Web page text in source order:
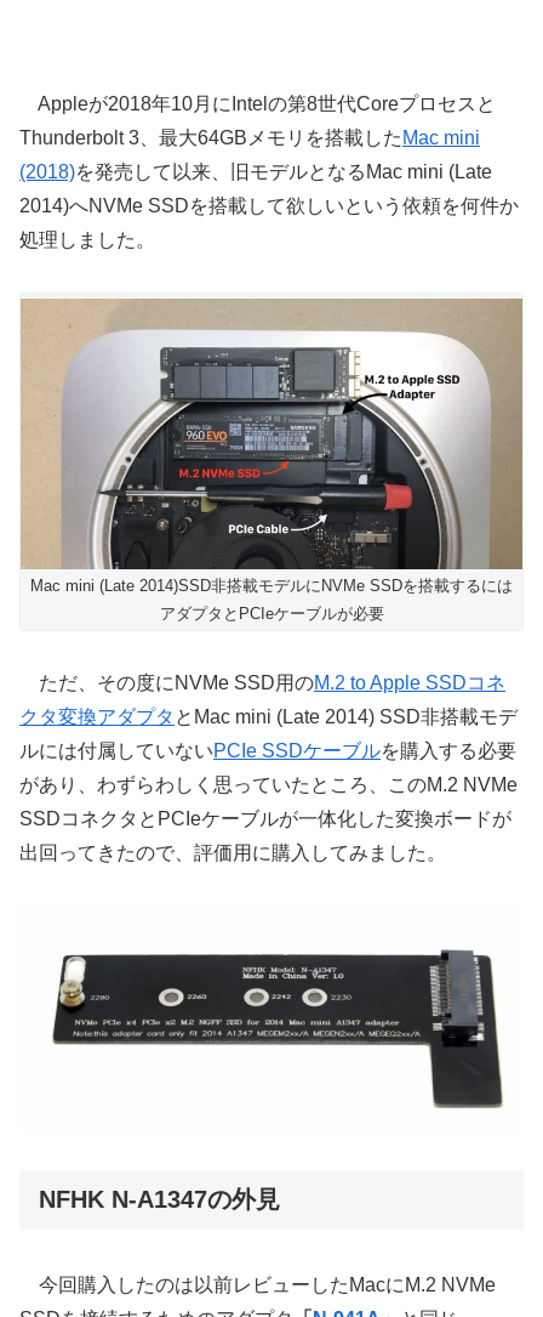
Appleが2018年10月にIntelの第8世代Coreプロセスと
Thunderbolt 3、最大64GBメモリを搭載した Mac mini
(2018)を発売して以来、旧モデルとなるMac mini (Late
2014)へNVMe SSDを搭載して欲しいという依頼を何件か
処理しました。
Mac mini (Late 2014)SSD非搭載モデルにNVMe SSDを搭載するには
アダプタとPCIeケーブルが必要
ただ、その度にNVMe SSD用のM.2 to Apple SSDコネ
クタ変換アダプタ とMac mini (Late 2014) SSD非搭載モデ
ルには付属していないPCIe SSDケーブルを購入する必要
があり、わずらわしく思っていたところ、このM.2 NVMe
SSDコネクタとPCIeケーブルが一体化した変換ボードが
出回ってきたので、評価用に購入してみました。
NFHK N-A1347の外見
今回購入したのは以前レビューしたMacにM.2 NVMe